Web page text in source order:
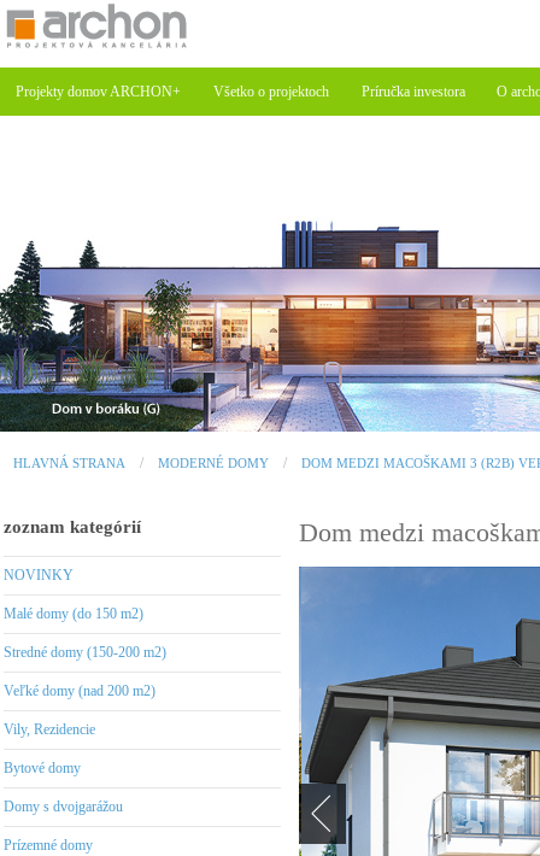
Projekty domov ARCHON+ Všetko o projektoch Príručka investora O
HLAVNÁ STRANA MODERNÉ DOMY DOM MEDZI MACOŠKAMI 3 (R2B)
zoznam kategórií
NOVINKY
Malé domy (do 150 m2)
Stredné domy (150-200 m2)
Veľké domy (nad 200 m2)
Vily, Rezidencie
Bytové domy
Domy s dvojgarážou
Prízemné domy
Dom medzi